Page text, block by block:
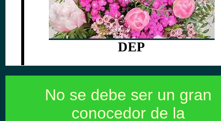
DEP
No se debe ser un gran
conocedor de la